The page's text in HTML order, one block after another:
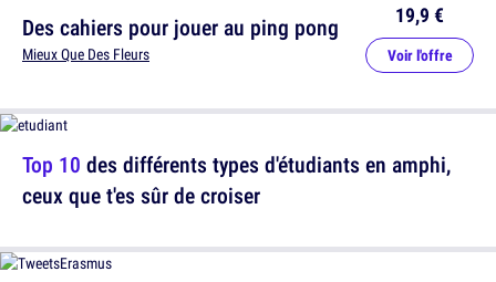
Des cahiers pour jouer au ping pong
Mieux Que Des Fleurs
19,9 €
Voir l'offre
Top 10 des différents types d'étudiants en amphi,
ceux que t'es sûr de croiser